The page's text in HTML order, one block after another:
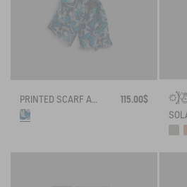
PRINTED SCARF AIGLE X DEYROLLE 115.00$